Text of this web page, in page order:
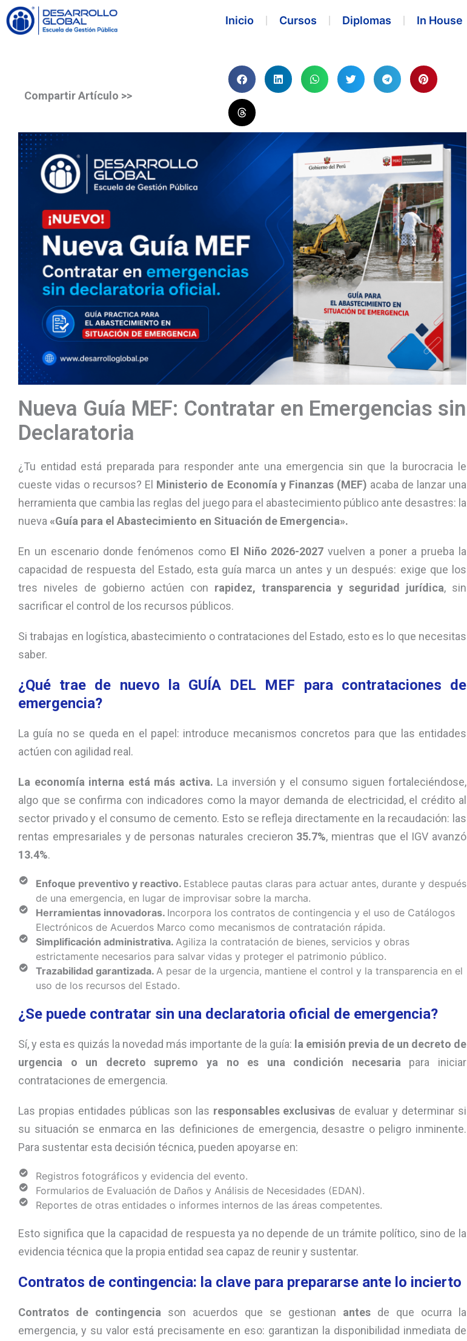
Inicio Cursos Diplomas In House
Compartir Artículo >>
Nueva Guía MEF: Contratar en Emergencias sin
Declaratoria
¿Tu entidad está preparada para responder ante una emergencia sin que la burocracia le
cueste vidas o recursos? El Ministerio de Economía y Finanzas (MEF) acaba de lanzar una
herramienta que cambia las reglas del juego para el abastecimiento público ante desastres: la
nueva «Guía para el Abastecimiento en Situación de Emergencia».
En un escenario donde fenómenos como El Niño 2026-2027 vuelven a poner a prueba la
capacidad de respuesta del Estado, esta guía marca un antes y un después: exige que los
tres niveles de gobierno actúen con rapidez, transparencia y seguridad jurídica, sin
sacrificar el control de los recursos públicos.
Si trabajas en logística, abastecimiento o contrataciones del Estado, esto es lo que necesitas
saber.
¿Qué trae de nuevo la GUÍA DEL MEF para contrataciones de
emergencia?
La guía no se queda en el papel: introduce mecanismos concretos para que las entidades
actúen con agilidad real.
La economía interna está más activa. La inversión y el consumo siguen fortaleciéndose,
algo que se confirma con indicadores como la mayor demanda de electricidad, el crédito al
sector privado y el consumo de cemento. Esto se refleja directamente en la recaudación: las
rentas empresariales y de personas naturales crecieron 35.7%, mientras que el IGV avanzó
13.4%.
Enfoque preventivo y reactivo. Establece pautas claras para actuar antes, durante y después
de una emergencia, en lugar de improvisar sobre la marcha.
Herramientas innovadoras. Incorpora los contratos de contingencia y el uso de Catálogos
Electrónicos de Acuerdos Marco como mecanismos de contratación rápida.
Simplificación administrativa. Agiliza la contratación de bienes, servicios y obras
estrictamente necesarios para salvar vidas y proteger el patrimonio público.
Trazabilidad garantizada. A pesar de la urgencia, mantiene el control y la transparencia en el
uso de los recursos del Estado.
¿Se puede contratar sin una declaratoria oficial de emergencia?
Sí, y esta es quizás la novedad más importante de la guía: la emisión previa de un decreto de
urgencia o un decreto supremo ya no es una condición necesaria para iniciar
contrataciones de emergencia.
Las propias entidades públicas son las responsables exclusivas de evaluar y determinar si
su situación se enmarca en las definiciones de emergencia, desastre o peligro inminente.
Para sustentar esta decisión técnica, pueden apoyarse en:
Registros fotográficos y evidencia del evento.
Formularios de Evaluación de Daños y Análisis de Necesidades (EDAN).
Reportes de otras entidades o informes internos de las áreas competentes.
Esto significa que la capacidad de respuesta ya no depende de un trámite político, sino de la
evidencia técnica que la propia entidad sea capaz de reunir y sustentar.
Contratos de contingencia: la clave para prepararse ante lo incierto
Contratos de contingencia son acuerdos que se gestionan antes de que ocurra la
emergencia, y su valor está precisamente en eso: garantizan la disponibilidad inmediata de